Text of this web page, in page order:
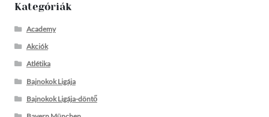
Kategóriák
Academy
Akciók
Atlétika
Bajnokok Ligája
Bajnokok Ligája-döntő